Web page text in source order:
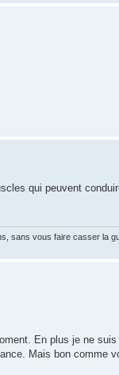
qui peuvent
sans vous faire casser la
En plus je ne
Mais bon comme